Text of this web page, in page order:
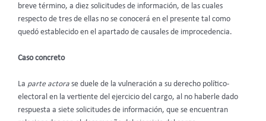
breve término, a diez solicitudes de información, de las cuales
respecto de tres de ellas no se conocerá en el presente tal como
quedó establecido en el apartado de causales de improcedencia.
Caso concreto
La parte actora se duele de la vulneración a su derecho político-
electoral en la vertiente del ejercicio del cargo, al no haberle dado
respuesta a siete solicitudes de información, que se encuentran